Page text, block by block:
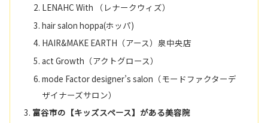
LENAHC With （レナークウィズ）
hair salon hoppa(ホッパ)
HAIR&MAKE EARTH（アース）泉中央店
act Growth（アクトグロース）
mode Factor designer’s salon（モードファクターデ
ザイナーズサロン）
富谷市の【キッズスペース】がある美容院